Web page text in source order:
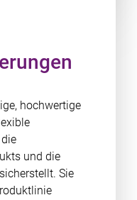
hochwertige
und die
Sie